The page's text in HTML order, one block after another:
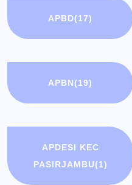
APBD(17)
APBN(19)
APDESI KEC
PASIRJAMBU(1)